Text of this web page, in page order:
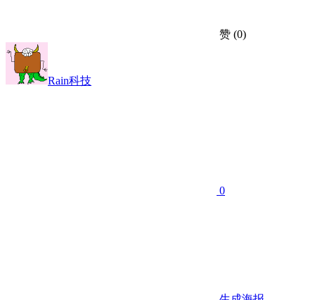
赞 (0)
Rain科技
0